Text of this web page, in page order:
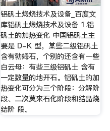
铝矾土煅烧技术及设备_百度文
库铝矾土煅烧技术及设备 1.铝
矾土的加热变化 中国铝矾土主
要是 D-K 型，某些二级铝矾土
含有勃姆石，个别的还含有一些
白云母：有些三级铝矾土 含有
一定数量的地开石。铝矾土的加
热变化可分为三个阶段：分解阶
段、二次莫来石化阶段和结晶烧
结阶 段。